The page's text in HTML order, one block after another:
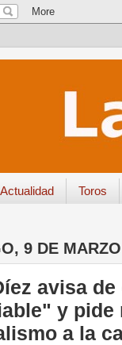
Actualidad Toros
9 DE
avisa
y pide
a la